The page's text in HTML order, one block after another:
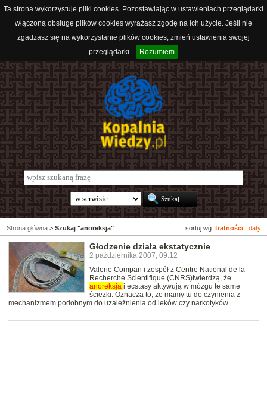
Ta strona wykorzystuje pliki cookies. Pozostawiając w ustawieniach przeglądarki
włączoną obsługę plików cookies wyrażasz zgodę na ich użycie. Jeśli nie
zgadzasz się na wykorzystanie plików cookies, zmień ustawienia swojej
przeglądarki.
Rozumiem
sortuj wg: trafności daty
Strona główna > Szukaj "anoreksja"
Głodzenie działa ekstatycznie
2 października 2007, 09:12
Valerie Compan i zespół z Centre National de la
Recherche Scientifique (CNRS)twierdzą, że
anoreksja i ecstasy aktywują w mózgu te same
ścieżki. Oznacza to, że mamy tu do czynienia z
mechanizmem podobnym do uzależnienia od leków czy narkotyków.